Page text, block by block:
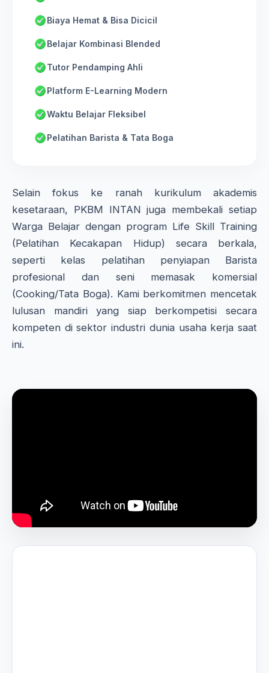
Biaya Hemat & Bisa Dicicil
Belajar Kombinasi Blended
Tutor Pendamping Ahli
Platform E-Learning Modern
Waktu Belajar Fleksibel
Pelatihan Barista & Tata Boga
Selain fokus ke ranah kurikulum akademis
kesetaraan, PKBM INTAN juga membekali setiap
Warga Belajar dengan program Life Skill Training
(Pelatihan Kecakapan Hidup) secara berkala,
seperti kelas pelatihan penyiapan Barista
profesional dan seni memasak komersial
(Cooking/Tata Boga). Kami berkomitmen mencetak
lulusan mandiri yang siap berkompetisi secara
kompeten di sektor industri dunia usaha kerja saat
ini.